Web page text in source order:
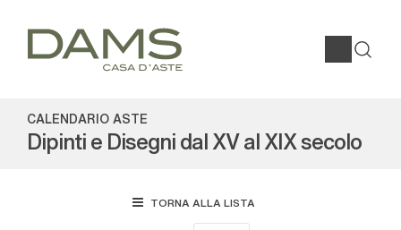
CALENDARIO ASTE
Dipinti e Disegni dal XV al XIX secolo
TORNA ALLA LISTA